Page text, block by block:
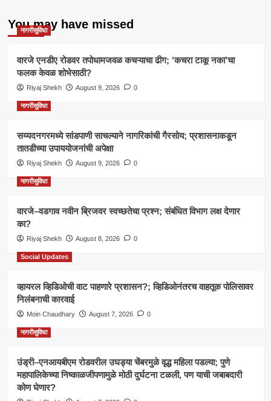
You may have missed
नागरीसुविधा
वारजे एनडीए रोडवर तपोधामजवळ कचऱ्याचा ढीग; ‘कचरा टाकू नका’चा
फलक केवळ शोभेसाठी?
Riyaj Shekh August 9, 2026 0
नागरीसुविधा
सय्यदनगरमध्ये सांडपाणी साचल्याने नागरिकांची गैरसोय; प्रशासनाकडून
तातडीच्या उपाययोजनांची अपेक्षा
Riyaj Shekh August 9, 2026 0
नागरीसुविधा
वारजे–वडगाव नवीन ब्रिजवर स्वच्छतेचा प्रश्न; संबंधित विभाग लक्ष देणार
का?
Riyaj Shekh August 8, 2026 0
Social Updates
व्हायरल व्हिडिओची वाट पाहणारे प्रशासन?; व्हिडिओनंतरच वाहतूक पोलिसावर
निलंबनाची कारवाई
Moin Chaudhary August 7, 2026 0
नागरीसुविधा
उंड्री–एनआयबीएम रोडवरील उघड्या चेंबरमुळे वृद्ध महिला पडल्या; पुणे
महापालिकेच्या निष्काळजीपणामुळे मोठी दुर्घटना टळली, पण याची जबाबदारी
कोण घेणार?